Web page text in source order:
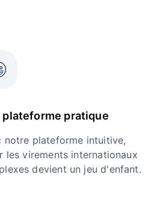
plateforme pratique
notre plateforme intuitive,
les virements internationaux
devient un jeu d'enfant.